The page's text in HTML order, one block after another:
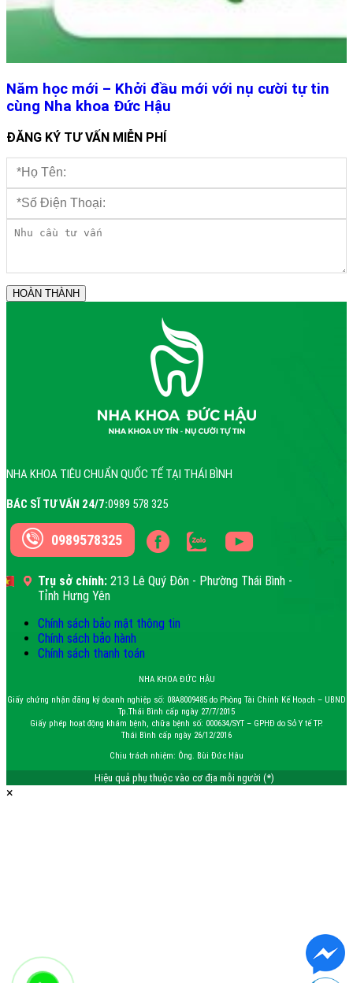
Năm học mới – Khởi đầu mới với nụ cười tự tin
cùng Nha khoa Đức Hậu
ĐĂNG KÝ TƯ VẤN MIỄN PHÍ
NHA KHOA TIÊU CHUẨN QUỐC TẾ TẠI THÁI BÌNH
BÁC SĨ TƯ VẤN 24/7:0989 578 325
0989578325
Trụ sở chính: 213 Lê Quý Đôn - Phường Thái Bình -
Tỉnh Hưng Yên
Chính sách bảo mật thông tin
Chính sách bảo hành
Chính sách thanh toán
NHA KHOA ĐỨC HẬU
Giấy chứng nhận đăng ký doanh nghiệp số: 08A8009485 do Phòng Tài Chính Kế Hoạch – UBND
Tp.Thái Bình cấp ngày 27/7/2015
Giấy phép hoạt động khám bệnh, chữa bệnh số: 000634/SYT – GPHĐ do Sở Y tế TP.
Thái Bình cấp ngày 26/12/2016
Chịu trách nhiệm: Ông. Bùi Đức Hậu
Hiệu quả phụ thuộc vào cơ địa mỗi người (*)
×